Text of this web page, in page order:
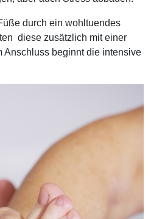
durch ein wohltuendes
diese zusätzlich mit einer
Anschluss beginnt die intensive